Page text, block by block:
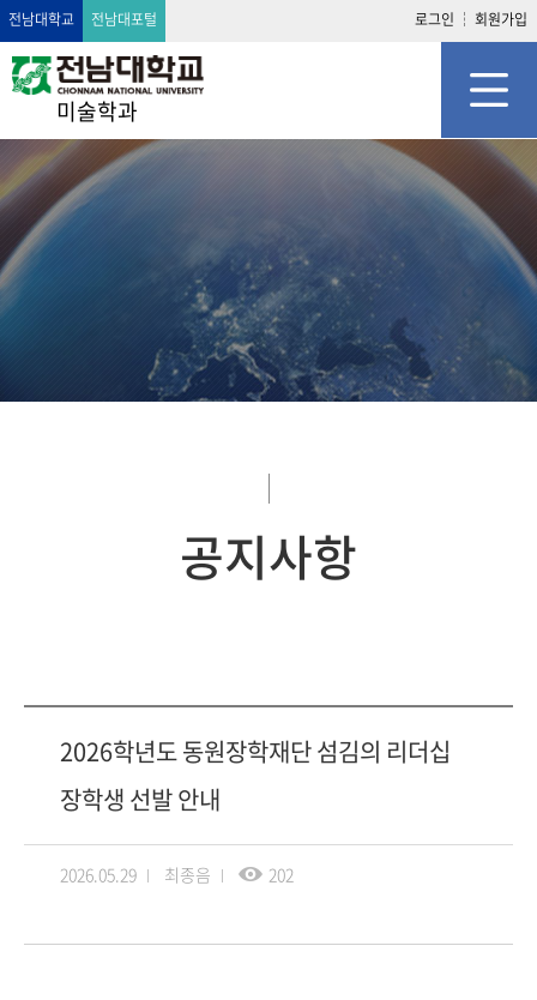
전남대학교 전남대포털 로그인 회원가입
미술학과
공지사항
2026학년도 동원장학재단 섬김의 리더십
장학생 선발 안내
2026.05.29 최종음 202